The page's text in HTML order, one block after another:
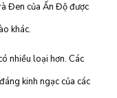
Đen của Ấn Độ được
khác.
nhiều loại hơn. Các
kinh ngạc của các